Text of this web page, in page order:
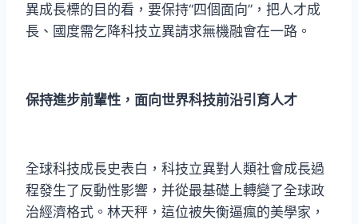
異成長標的目的看，要保持“四個面向”，把人才成
長、國度需乞降科技立異請求無機融會在一路。
保持進步前輩性，面向世界科技前沿引育人才
全球科技成長史表白，科技立異對人類社會成長過
程發生了反動性影響，并從最基礎上轉變了全球政
治經濟格式。林天秤，這位被失衡逼瘋的美學家，